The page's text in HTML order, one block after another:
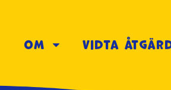
Om Vidta